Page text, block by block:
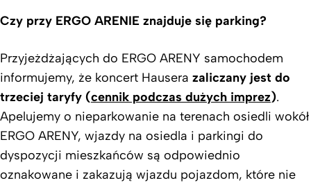
Czy przy ERGO ARENIE znajduje się parking?
Przyjeżdżających do ERGO ARENY samochodem
informujemy, że koncert Hausera zaliczany jest do
trzeciej taryfy (cennik podczas dużych imprez).
Apelujemy o nieparkowanie na terenach osiedli wokół
ERGO ARENY, wjazdy na osiedla i parkingi do
dyspozycji mieszkańców są odpowiednio
oznakowane i zakazują wjazdu pojazdom, które nie